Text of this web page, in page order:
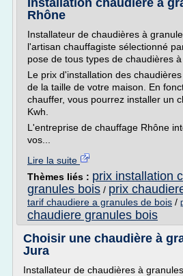
Installation chaudière à
Rhône
Installateur de chaudières à
l'artisan chauffagiste sélectionné
pose de tous types de chaudières à
Le prix d'installation des
de la taille de votre maison. En
chauffer, vous pourrez installer un
Kwh.
L'entreprise de chauffage Rhône
vos...
Lire la suite
Thèmes liés : prix installation
granules bois / prix
tarif chaudiere a granules de bois /
chaudiere granules bois
Choisir une chaudière à
Jura
Installateur de chaudières à